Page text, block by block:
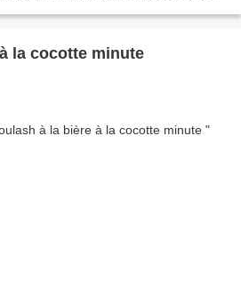
la cocotte minute